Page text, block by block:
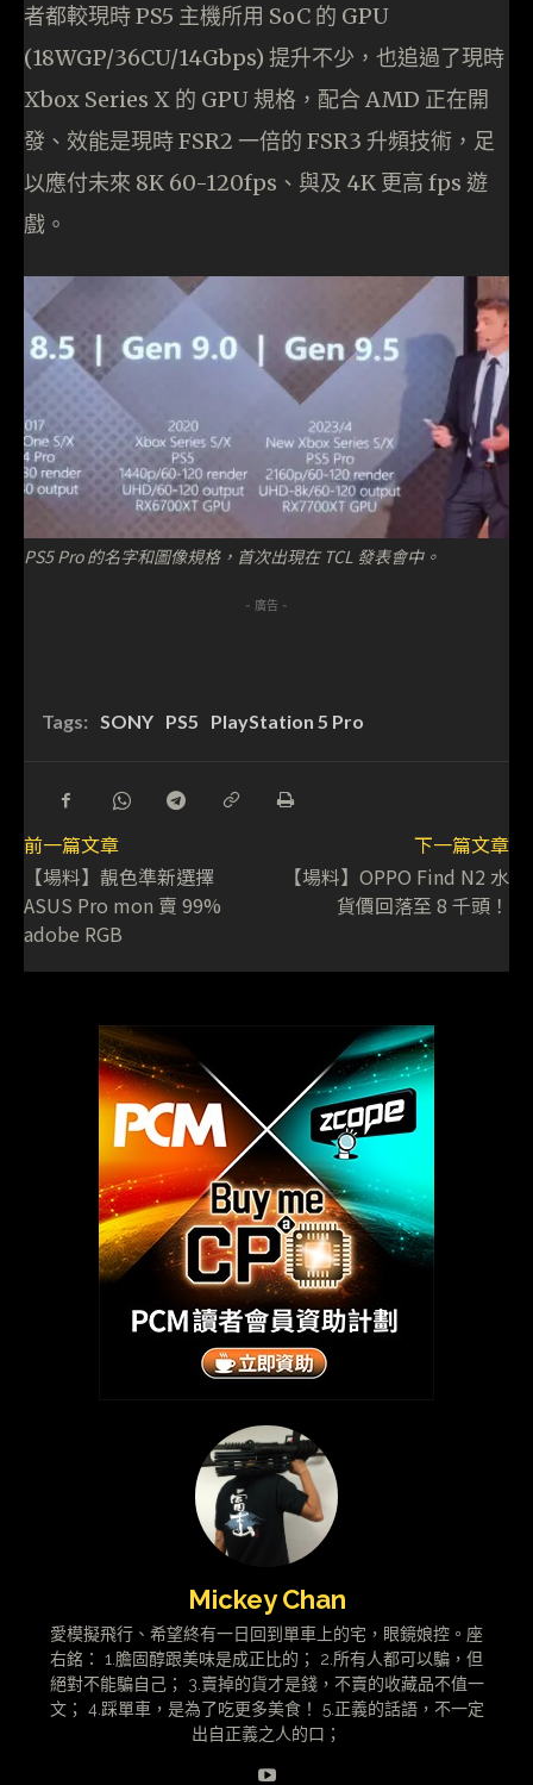
者都較現時 PS5 主機所用 SoC 的 GPU
(18WGP/36CU/14Gbps) 提升不少，也追過了現時
Xbox Series X 的 GPU 規格，配合 AMD 正在開
發、效能是現時 FSR2 一倍的 FSR3 升頻技術，足
以應付未來 8K 60-120fps、與及 4K 更高 fps 遊
戲。
PS5 Pro 的名字和圖像規格，首次出現在 TCL 發表會中。
- 廣告 -
Tags: SONY PS5 PlayStation 5 Pro
前一篇文章
【場料】靚色準新選擇
ASUS Pro mon 賣 99%
adobe RGB
下一篇文章
【場料】OPPO Find N2 水
貨價回落至 8 千頭！
Mickey Chan
愛模擬飛行、希望終有一日回到單車上的宅，眼鏡娘控。座
右銘： 1.膽固醇跟美味是成正比的； 2.所有人都可以騙，但
絕對不能騙自己； 3.賣掉的貨才是錢，不賣的收藏品不值一
文； 4.踩單車，是為了吃更多美食！ 5.正義的話語，不一定
出自正義之人的口；